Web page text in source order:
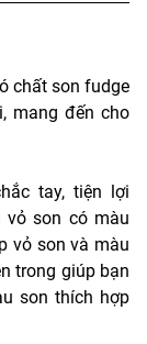
chất son fudge
mang đến cho
tay, tiện lợi
vỏ son có màu
vỏ son và màu
trong giúp bạn
son thích hợp